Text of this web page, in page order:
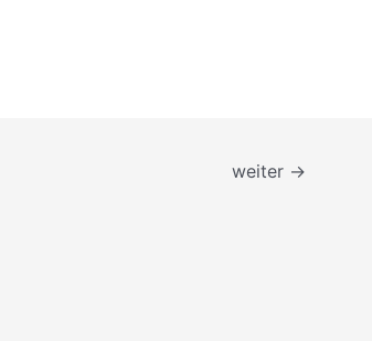
weiter →